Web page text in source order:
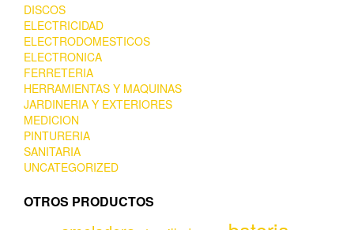
DISCOS
ELECTRICIDAD
ELECTRODOMESTICOS
ELECTRONICA
FERRETERIA
HERRAMIENTAS Y MAQUINAS
JARDINERIA Y EXTERIORES
MEDICION
PINTURERIA
SANITARIA
UNCATEGORIZED
OTROS PRODUCTOS